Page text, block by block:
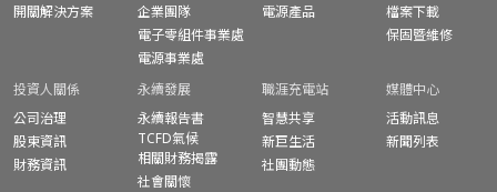
開關解決方案
企業團隊
電子零組件事業處
電源事業處
電源產品
檔案下載
保固暨維修
投資人關係
公司治理
股東資訊
財務資訊
永續發展
永續報告書
TCFD氣候
相關財務揭露
社會關懷
職涯充電站
智慧共享
新巨生活
社團動態
媒體中心
活動訊息
新聞列表